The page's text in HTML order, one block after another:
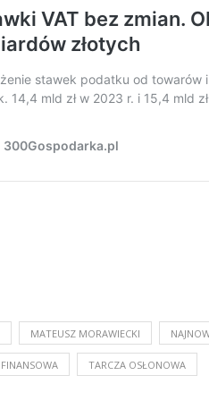
MATEUSZ MORAWIECKI
TARCZA OSŁONOWA